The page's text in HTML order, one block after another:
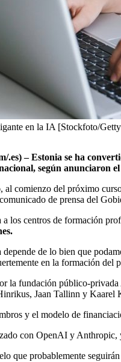
en la IA [Stockfoto/
.es) – Estonia se ha
según anunciaron
al comienzo del próximo
de prensa del
los centros de formación
de lo bien que
en la formación del
la fundación público-
Jaan Tallinn y Kaarel
y el modelo de
con OpenAI y Anthropic,
que probablemente